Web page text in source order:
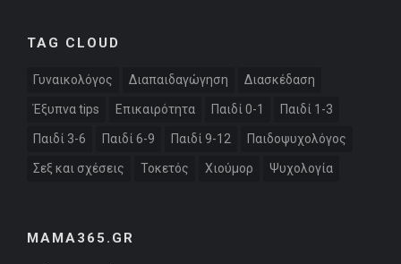
TAG CLOUD
Γυναικολόγος Διαπαιδαγώγηση Διασκέδαση
Έξυπνα tips Επικαιρότητα Παιδί 0-1 Παιδί 1-3
Παιδί 3-6 Παιδί 6-9 Παιδί 9-12 Παιδοψυχολόγος
Σεξ και σχέσεις Τοκετός Χιούμορ Ψυχολογία
MAMA365.GR